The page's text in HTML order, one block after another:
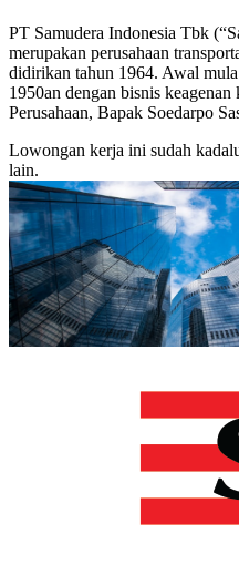
PT Samudera Indonesia Tbk
merupakan perusahaan
didirikan tahun 1964. Awal
1950an dengan bisnis
Perusahaan, Bapak Soedarpo
Lowongan kerja ini sudah
lain.